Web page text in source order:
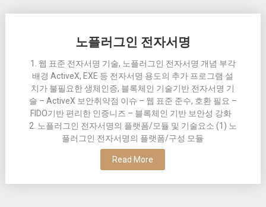
노플러그인 전자서명
1. 웹 표준 전자서명 기술, 노플러그인 전자서명 개념 부각
배경 ActiveX, EXE 등 전자서명 용도의 추가 프로그램 설
치가 불필요한 생체인증, 블록체인 기술기반 전자서명 기
술 – ActiveX 보안취약점 이슈 – 웹 표준 준수, 호환 필요 –
FIDO기반 편리한 인증니즈 – 블록체인 기반 보안성 강화
2. 노플러그인 전자서명의 플랫폼/모듈 및 기술요소 (1) 노
플러그인 전자서명의 플랫폼/구성 모듈
Read More
navigation